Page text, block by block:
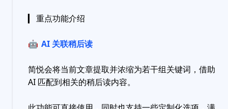
▎ 重点功能介绍
🤖 AI 关联稍后读
简悦会将当前文章提取并浓缩为若干组关键词，借助
AI 匹配到相关的稍后读内容。